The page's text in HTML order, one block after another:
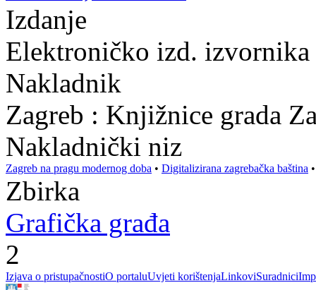
Izdanje
Elektroničko izd. izvornika
Nakladnik
Zagreb : Knjižnice grada
Nakladnički niz
Zagreb na pragu modernog doba • Digitalizirana zagrebačka baština
Zbirka
Grafička građa
2
Izjava o pristupačnostiO portaluUvjeti korištenjaLinkoviSuradnici